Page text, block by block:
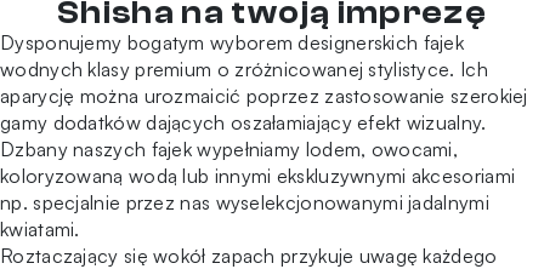
Shisha na twoją imprezę
Dysponujemy bogatym wyborem designerskich fajek
wodnych klasy premium o zróżnicowanej stylistyce. Ich
aparycję można urozmaicić poprzez zastosowanie szerokiej
gamy dodatków dających oszałamiający efekt wizualny.
Dzbany naszych fajek wypełniamy lodem, owocami,
koloryzowaną wodą lub innymi ekskluzywnymi akcesoriami
np. specjalnie przez nas wyselekcjonowanymi jadalnymi
kwiatami.
Roztaczający się wokół zapach przykuje uwagę każdego